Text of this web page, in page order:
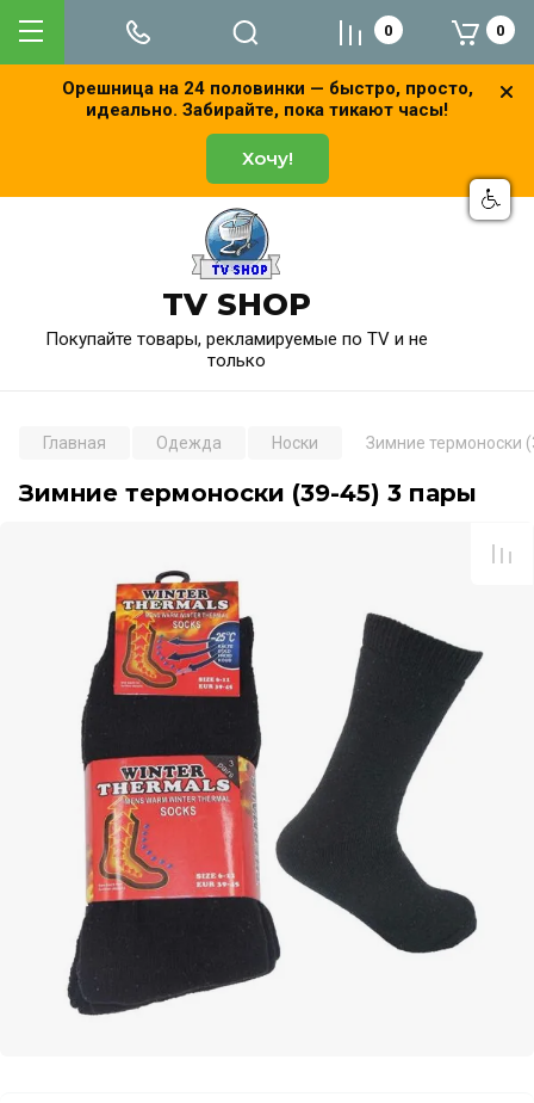
Орешница на 24 половинки — быстро, просто,
идеально. Забирайте, пока тикают часы!
Хочу!
TV SHOP
Покупайте товары, рекламируемые по TV и не
только
0 0
Главная Одежда Носки Зимние термоноски
Зимние термоноски (39-45) 3 пары